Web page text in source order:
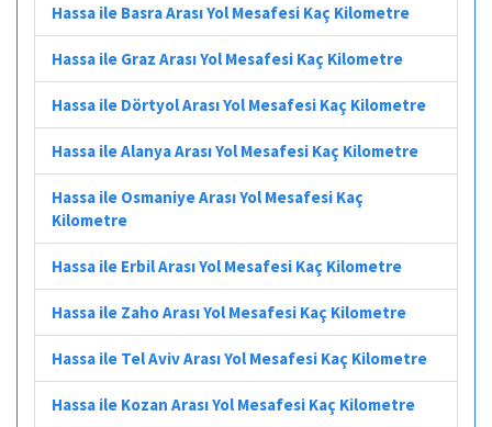
Hassa ile Basra Arası Yol Mesafesi Kaç Kilometre
Hassa ile Graz Arası Yol Mesafesi Kaç Kilometre
Hassa ile Dörtyol Arası Yol Mesafesi Kaç Kilometre
Hassa ile Alanya Arası Yol Mesafesi Kaç Kilometre
Hassa ile Osmaniye Arası Yol Mesafesi Kaç
Kilometre
Hassa ile Erbil Arası Yol Mesafesi Kaç Kilometre
Hassa ile Zaho Arası Yol Mesafesi Kaç Kilometre
Hassa ile Tel Aviv Arası Yol Mesafesi Kaç Kilometre
Hassa ile Kozan Arası Yol Mesafesi Kaç Kilometre